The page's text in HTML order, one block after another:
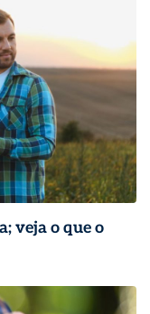
veja o que o